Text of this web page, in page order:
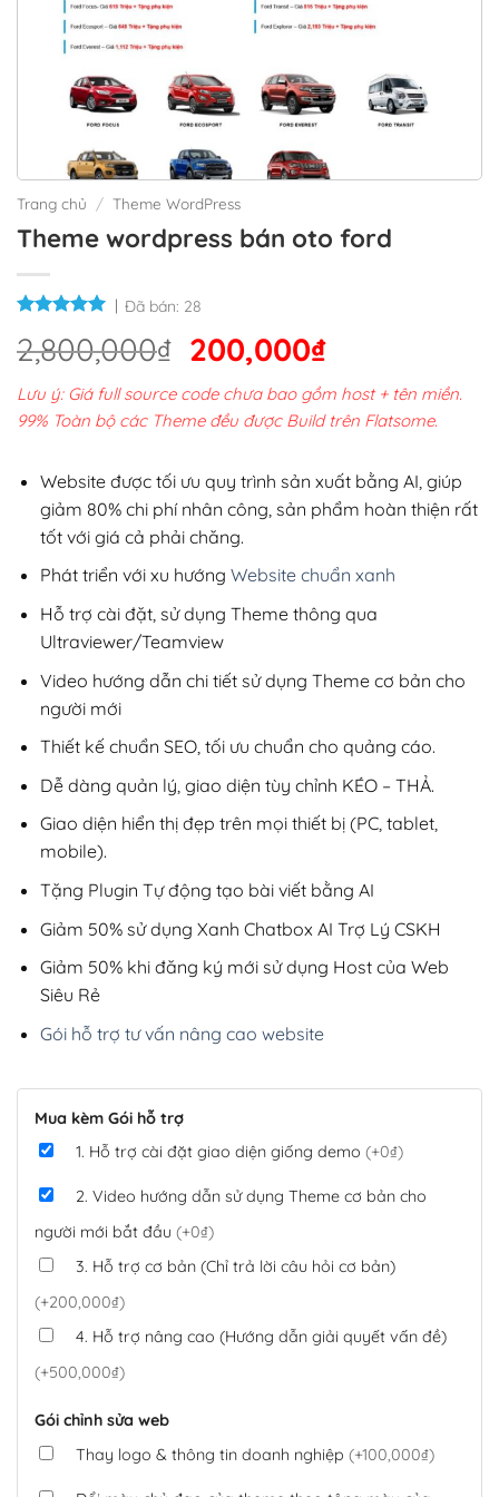
Trang chủ / Theme WordPress
Theme wordpress bán oto ford
Đã bán: 28
2,800,000₫ Giá
gốc
là:
2,800,000₫.
200,000₫Giá
hiện
tại
200,000₫.
Lưu ý: Giá full source code chưa bao gồm host + tên miền.
99% Toàn bộ các Theme đều được Build trên Flatsome.
Website được tối ưu quy trình sản xuất bằng AI, giúp
giảm 80% chi phí nhân công, sản phẩm hoàn thiện rất
tốt với giá cả phải chăng.
Phát triển với xu hướng Website chuẩn xanh
Hỗ trợ cài đặt, sử dụng Theme thông qua
Ultraviewer/Teamview
Video hướng dẫn chi tiết sử dụng Theme cơ bản cho
người mới
Thiết kế chuẩn SEO, tối ưu chuẩn cho quảng cáo.
Dễ dàng quản lý, giao diện tùy chỉnh KÉO – THẢ.
Giao diện hiển thị đẹp trên mọi thiết bị (PC, tablet,
mobile).
Tặng Plugin Tự động tạo bài viết bằng AI
Giảm 50% sử dụng Xanh Chatbox AI Trợ Lý CSKH
Giảm 50% khi đăng ký mới sử dụng Host của Web
Siêu Rẻ
Gói hỗ trợ tư vấn nâng cao website
Mua kèm Gói hỗ trợ
1. Hỗ trợ cài đặt giao diện giống demo (+0₫)
2. Video hướng dẫn sử dụng Theme cơ bản cho
người mới bắt đầu (+0₫)
3. Hỗ trợ cơ bản (Chỉ trả lời câu hỏi cơ bản)
(+200,000₫)
4. Hỗ trợ nâng cao (Hướng dẫn giải quyết vấn đề)
(+500,000₫)
Gói chỉnh sửa web
Thay logo & thông tin doanh nghiệp (+100,000₫)